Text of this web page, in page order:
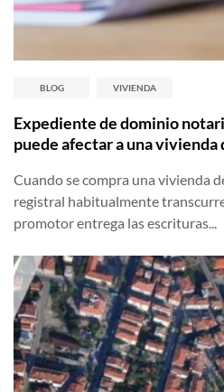
BLOG VIVIENDA
Expediente de dominio
puede afectar a una vivienda
Cuando se compra una vivienda
registral habitualmente
promotor entrega las escrituras...